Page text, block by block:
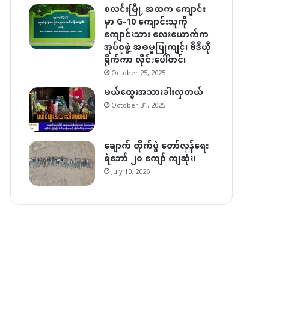
စလင်းမြို့ အထက ကျောင်း
မှာ G-10 ကျောင်းသူကို
ကျောင်းသား လေးယောက်က
အုပ်စုဖွဲ့ အဓမ္မပြုကျင့်၊ ဗီဒီယို
ရိုက်ကာ လိုင်းပေါ်တင်၊
October 25, 2025
မယ်ထွေးအသားခါးလှတယ်
October 31, 2025
ချောက် တိုက်ပွဲ တော်လှန်ရေး
ရဲဘော် ၂၀ ကျော် ကျဆုံး၊
July 10, 2026